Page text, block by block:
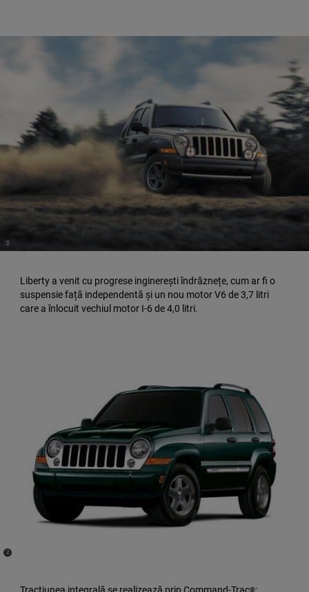
Liberty a venit cu progrese inginerești îndrăznețe, cum ar fi o
suspensie față independentă și un nou motor V6 de 3,7 litri
care a înlocuit vechiul motor I-6 de 4,0 litri.
(2)
®
(
Disclosure
2)